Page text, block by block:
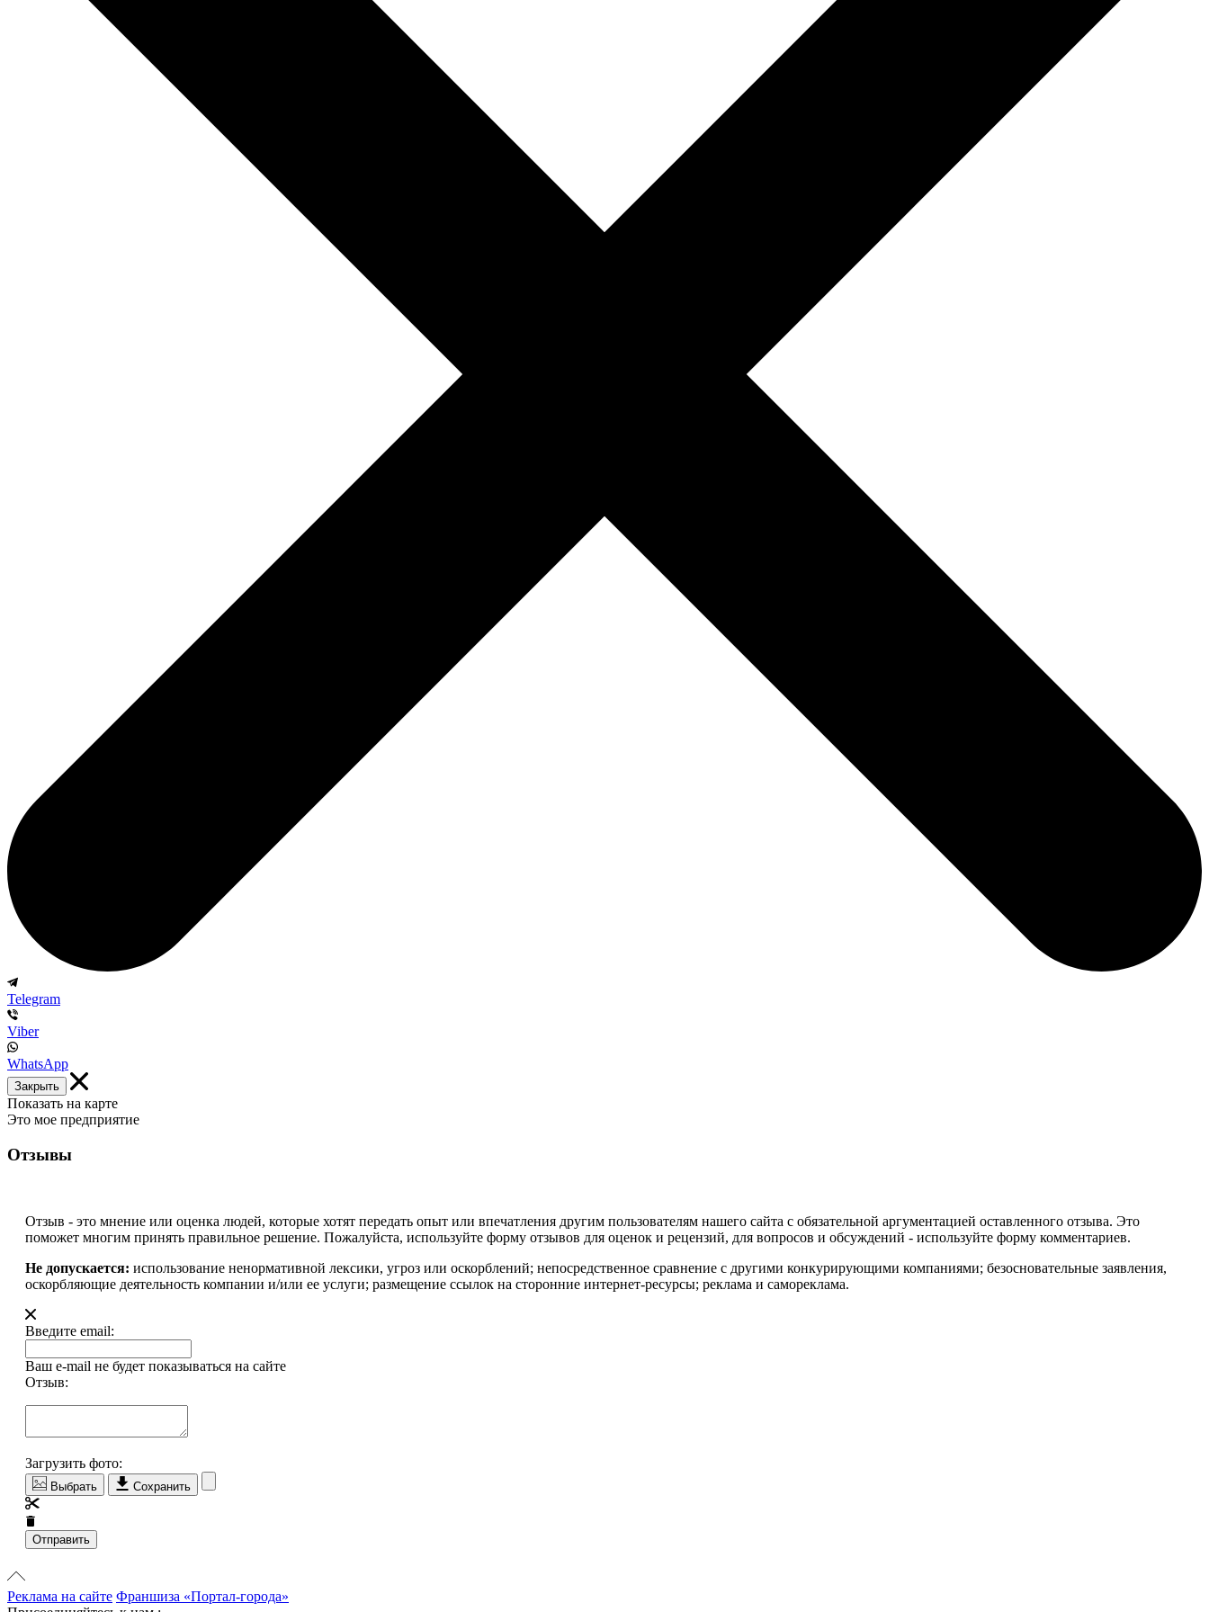
Telegram
Viber
WhatsApp
Закрыть
Показать на карте
Это мое предприятие
Отзывы
Отзыв - это мнение или оценка людей, которые хотят передать опыт или впечатления другим пользователям нашего сайта с обязательной аргументацией оставленного отзыва. Это
поможет многим принять правильное решение. Пожалуйста, используйте форму отзывов для оценок и рецензий, для вопросов и обсуждений - используйте форму комментариев.
Не допускается: использование ненормативной лексики, угроз или оскорблений; непосредственное сравнение с другими конкурирующими компаниями; безосновательные заявления,
оскорбляющие деятельность компании и/или ее услуги; размещение ссылок на сторонние интернет-ресурсы; реклама и самореклама.
Введите email:
Ваш e-mail не будет показываться на сайте
Отзыв:
Загрузить фото:
Выбрать Сохранить
Отправить
Реклама на сайте Франшиза «Портал-города»